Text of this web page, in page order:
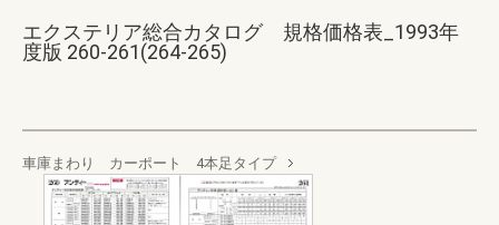
エクステリア総合カタログ 規格価格表_1993年
度版 260-261(264-265)
車庫まわり カーポート 4本足タイプ